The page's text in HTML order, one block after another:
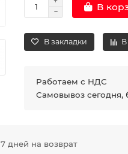
В
В закладки
Работаем с НДС
Самовывоз сегодня,
7 дней на возврат